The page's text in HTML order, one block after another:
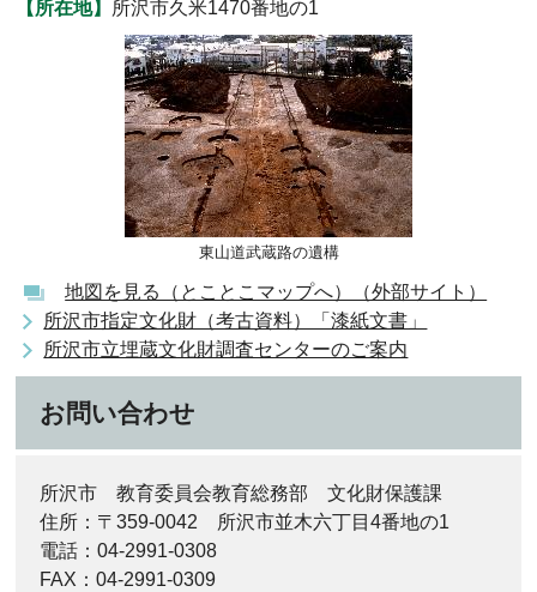
【所在地】 所沢市久米1470番地の1
東山道武蔵路の遺構
地図を見る（とことこマップへ）（外部サイト）
所沢市指定文化財（考古資料）「漆紙文書」
所沢市立埋蔵文化財調査センターのご案内
お問い合わせ
所沢市 教育委員会教育総務部 文化財保護課
住所：〒359-0042 所沢市並木六丁目4番地の1
電話：04-2991-0308
FAX：04-2991-0309